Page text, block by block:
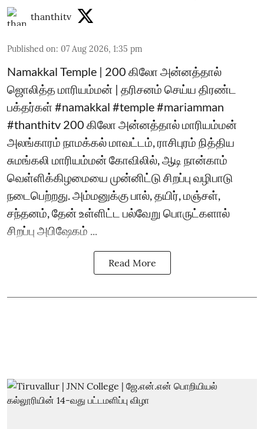
thanthitv
Published on: 07 Aug 2026, 1:35 pm
Namakkal Temple | 200 கிலோ அன்னத்தால்
ஜொலித்த மாரியம்மன் | தரிசனம் செய்ய திரண்ட
பக்தர்கள் #namakkal #temple #mariamman
#thanthitv 200 கிலோ அன்னத்தால் மாரியம்மன்
அலங்காரம் நாமக்கல் மாவட்டம், ராசிபுரம் நித்திய
சுமங்கலி மாரியம்மன் கோவிலில், ஆடி நான்காம்
வெள்ளிக்கிழமையை முன்னிட்டு சிறப்பு வழிபாடு
நடைபெற்றது. அம்மனுக்கு பால், தயிர், மஞ்சள்,
சந்தனம், தேன் உள்ளிட்ட பல்வேறு பொருட்களால்
சிறப்பு அபிஷேகம் ...
Read More